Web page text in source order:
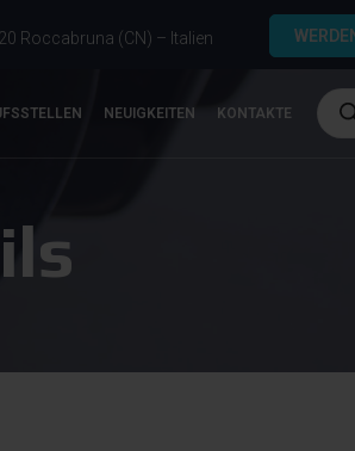
Roccabruna (CN) – Italien
NEUIGKEITEN KONTAKTE